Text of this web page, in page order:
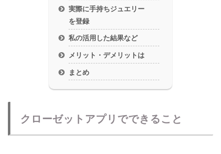
実際に手持ちジュエリー
を登録
私の活用した結果など
メリット・デメリットは
まとめ
クローゼットアプリでできること